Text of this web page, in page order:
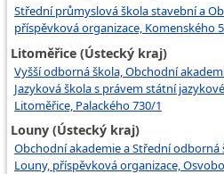
Střední průmyslová škola stavební a
příspěvková organizace, Komenského
Litoměřice (Ústecký kraj)
Vyšší odborná škola, Obchodní
Jazyková škola s právem státní
Litoměřice, Palackého 730/1
Louny (Ústecký kraj)
Obchodní akademie a Střední odborná
Louny, příspěvková organizace,